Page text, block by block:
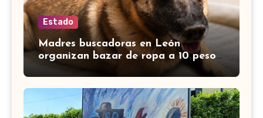
Estado
Madres buscadoras en León
organizan bazar de ropa a 10 pesos;
muchos se unen para apoyar